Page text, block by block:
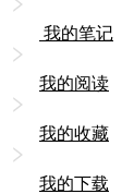
我的笔记
我的阅读
我的收藏
我的下载